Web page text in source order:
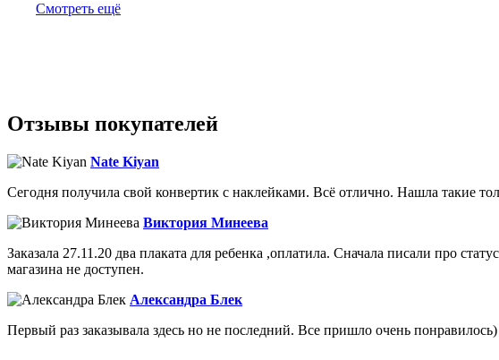
Смотреть ещё
Отзывы покупателей
Nate Kiyan
Сегодня получила свой конвертик с наклейками. Всё отлично. Нашла такие
Виктория Минеева
Заказала 27.11.20 два плаката для ребенка ,оплатила. Сначала писали про
магазина не доступен.
Александра Блек
Первый раз заказывала здесь но не последний. Все пришло очень понравилось)